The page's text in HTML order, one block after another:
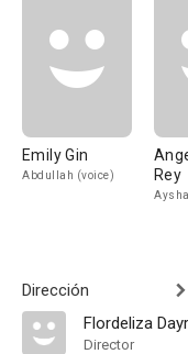
Emily Gin
Abdullah (voice)
Rey
Dirección
Flordeliza
Director